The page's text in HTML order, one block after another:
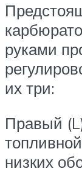
руками
их три:
Правый
низких